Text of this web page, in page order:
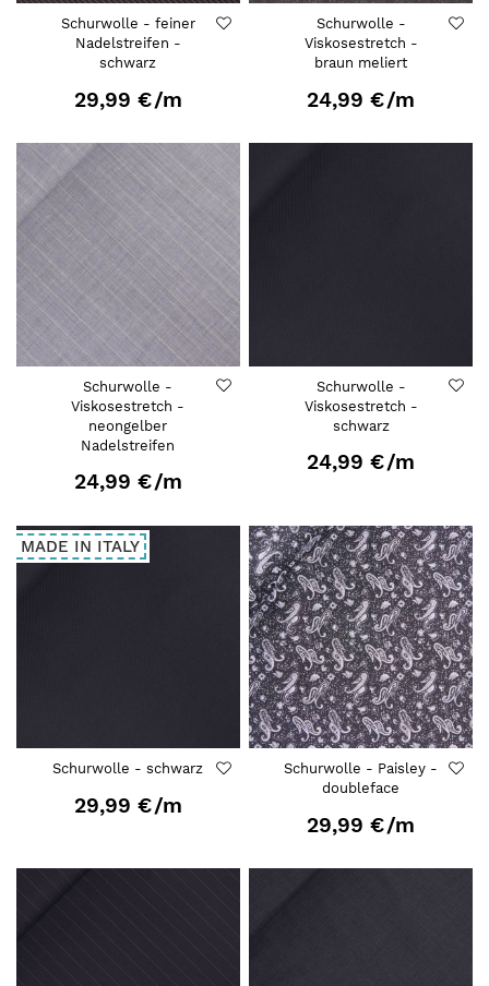
Schurwolle - feiner
Nadelstreifen -
schwarz
29,99 €/m
Schurwolle -
Viskosestretch -
braun meliert
24,99 €/m
Schurwolle -
Viskosestretch -
neongelber
Nadelstreifen
24,99 €/m
Schurwolle -
Viskosestretch -
schwarz
24,99 €/m
MADE IN ITALY
Schurwolle - schwarz
29,99 €/m
Schurwolle - Paisley -
doubleface
29,99 €/m